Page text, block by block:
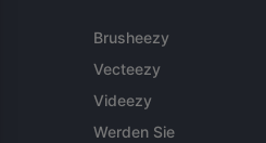
Brusheezy
Vecteezy
Videezy
Werden Sie